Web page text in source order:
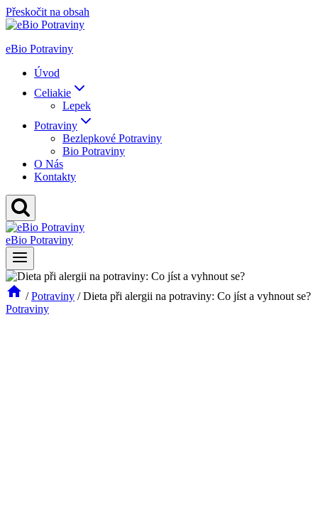
Přeskočit na obsah
eBio Potraviny
Úvod
Celiakie
Lepek
Potraviny
Bezlepkové Potraviny
Bio Potraviny
O Nás
Kontakty
eBio Potraviny
/ Potraviny / Dieta při alergii na potraviny: Co jíst a vyhnout se?
Potraviny